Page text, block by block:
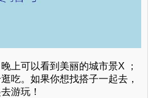
上可以看到美丽的城市景X ；
吃。如果你想找搭子一起去，
游玩！